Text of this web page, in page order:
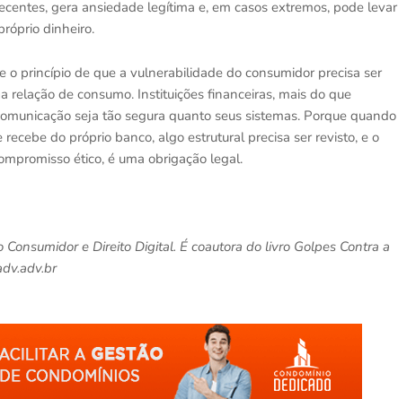
gera ansiedade legítima e, em casos extremos, pode levar
dinheiro.
o princípio de que a vulnerabilidade do consumidor precisa ser
de consumo. Instituições financeiras, mais do que
seja tão segura quanto seus sistemas. Porque quando
do próprio banco, algo estrutural precisa ser revisto, e o
ético, é uma obrigação legal.
e Direito Digital. É coautora do livro Golpes Contra a